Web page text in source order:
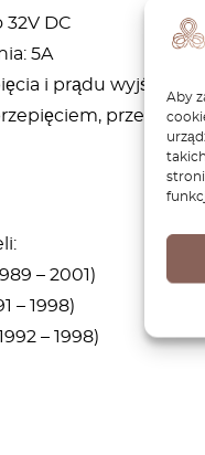
Aby
32V DC
5A
i prądu
– 2001)
– 1998)
– 1998)